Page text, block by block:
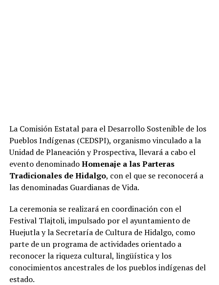
La Comisión Estatal para el Desarrollo Sostenible de los
Pueblos Indígenas (CEDSPI), organismo vinculado a la
Unidad de Planeación y Prospectiva, llevará a cabo el
evento denominadoHomenaje a las Parteras
Tradicionales de Hidalgo, con el que se reconocerá a
las denominadas Guardianas de Vida.
La ceremonia se realizará en coordinación con el
Festival Tlajtoli, impulsado por el ayuntamiento de
Huejutla y la Secretaría de Cultura de Hidalgo, como
parte de un programa de actividades orientado a
reconocer la riqueza cultural, lingüística y los
conocimientos ancestrales de los pueblos indígenas del
estado.